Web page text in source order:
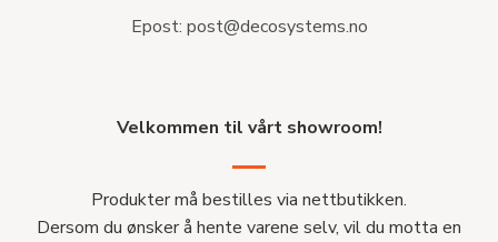
Epost: post@decosystems.no
Velkommen til vårt showroom!
Produkter må bestilles via nettbutikken.
Dersom du ønsker å hente varene selv, vil du motta en